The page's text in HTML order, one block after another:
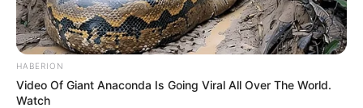
HABERION
Video Of Giant Anaconda Is Going Viral All Over The World.
Watch